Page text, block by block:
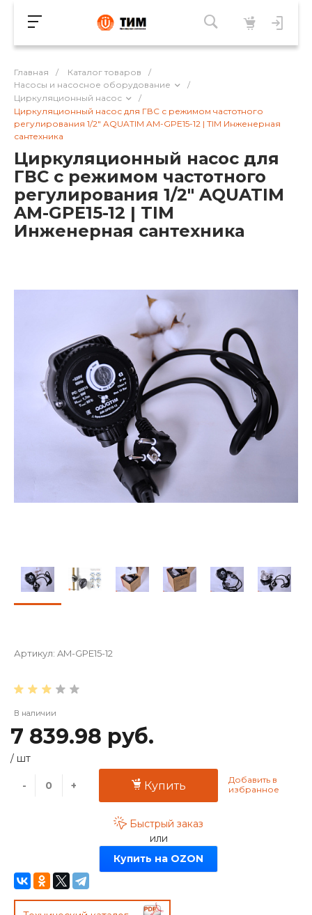
Главная / Каталог товаров
/
Насосы и насосное оборудование
/
Циркуляционный насос
/
Циркуляционный насос для ГВC с режимом частотного
регулирования 1/2" AQUATIM AM-GPE15-12 | TIM Инженерная
сантехника
Циркуляционный насос для
ГВC с режимом частотного
регулирования 1/2" AQUATIM
AM-GPE15-12 | TIM
Инженерная сантехника
Артикул: AM-GPE15-12
В наличии
7 839.98 руб.
/ шт
- + Купить
Быстрый заказ
или
Купить на OZON